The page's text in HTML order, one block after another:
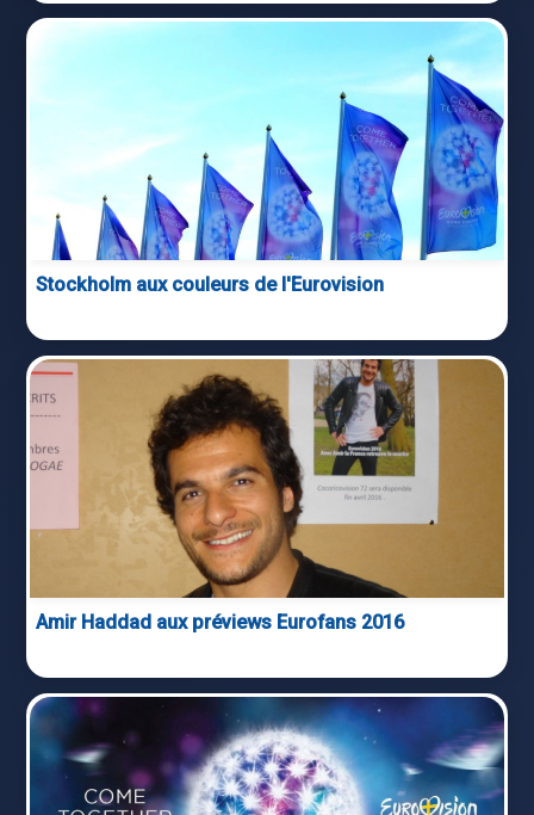
Stockholm aux couleurs de l'Eurovision
Amir Haddad aux préviews Eurofans 2016